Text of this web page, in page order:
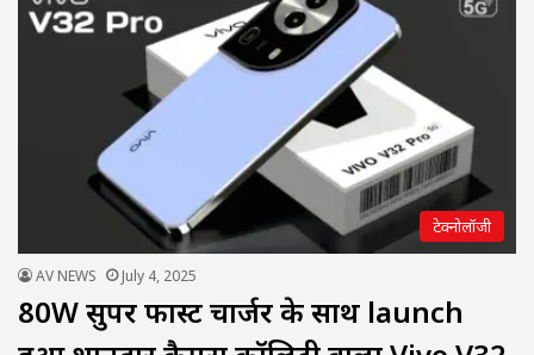
टेक्नोलॉजी
AV NEWS July 4, 2025
80W सुपर फास्ट चार्जर के साथ launch